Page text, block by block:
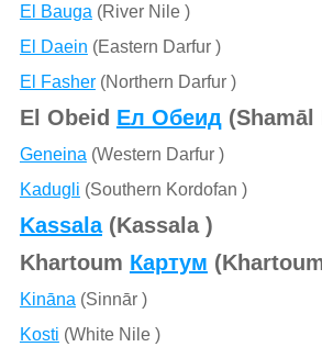
El Bauga (River Nile )
El Daein (Eastern Darfur )
El Fasher(Northern Darfur )
El Obeid Ел Обеид(Shamāl
Geneina (Western Darfur )
Kadugli (Southern Kordofan )
Kassala(Kassala )
Khartoum Картум
Kināna (Sinnār )
Kosti (White Nile )